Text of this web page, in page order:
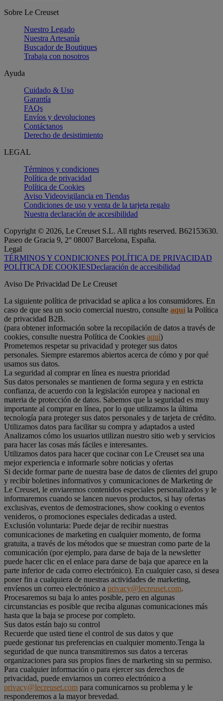
Sobre Le Creuset
Nuestro Legado
Nuestra Artesanía
Buscador de Boutiques
Trabaja con nosotros
Ayuda
Cuidado & Uso
Garantía
FAQs
Envíos y devoluciones
Contáctanos
Derecho de desistimiento
LEGAL
Términos y condiciones
Política de privacidad
Política de Cookies
Aviso Videovigilancia en Tiendas
Condiciones de uso y venta de la tarjeta regalo
Nuestra declaración de accesibilidad
Copyright © 2026, Le Creuset S.L. All rights reserved. B62153630.
Paseo de Gracia 9, 2° 08007 Barcelona, España.
Legal
TÉRMINOS Y CONDICIONES POLÍTICA DE PRIVACIDAD
POLÍTICA DE COOKIESDeclaración de accesibilidad
Aviso De Privacidad De Le Creuset
La siguiente política de privacidad se aplica a los consumidores. En
caso de que sea un socio comercial nuestro, consulte aquíla Política
de privacidad B2B.
(para obtener información sobre la recopilación de datos a través de
cookies, consulte nuestra Política de Cookies aquí)
Prometemos respetar su privacidad y proteger sus datos
personales. Siempre estaremos abiertos acerca de cómo y por qué
usamos sus datos.
La seguridad al comprar en línea es nuestra prioridad
Sus datos personales se mantienen de forma segura y en estricta
confianza, de acuerdo con la legislación europea y nacional en
materia de protección de datos. Sabemos que la seguridad es muy
importante al comprar en línea, por lo que utilizamos la última
tecnología para proteger sus datos personales y de tarjeta de crédito.
Utilizamos datos para facilitar su compra y adaptados a usted
Analizamos cómo los usuarios utilizan nuestro sitio web y servicios
para hacer las cosas más fáciles e interesantes.
Utilizamos datos para hacer que cocinar con Le Creuset sea una
mejor experiencia e informarle sobre noticias y ofertas
Si decide formar parte de nuestra base de datos de clientes del grupo
y recibir boletines informativos y comunicaciones de Marketing de
Le Creuset, le enviaremos contenidos especiales personalizados y le
informaremos cuando se lancen nuevos productos, si hay ofertas
exclusivas, eventos de demostraciones, show cooking o eventos
venideros, o promociones especiales dedicadas a usted.
Exclusión voluntaria: Puede dejar de recibir nuestras
comunicaciones de marketing en cualquier momento, de forma
gratuita, a través de los métodos que se muestran como parte de la
comunicación (por ejemplo, para darse de baja de la newsletter
puede hacer clic en el enlace para darse de baja que aparece en la
parte inferior de cada correo electrónico). En cualquier caso, si desea
poner fin a cualquiera de nuestras actividades de marketing,
envíenos un correo electrónico a privacy@lecreuset.com.
Procesaremos su baja lo antes posible, pero en algunas
circunstancias es posible que reciba algunas comunicaciones más
hasta que la baja se procese por completo.
Sus datos están bajo su control
Recuerde que usted tiene el control de sus datos y que
puede gestionar tus preferencias en cualquier momento.Tenga la
seguridad de que nunca transmitiremos sus datos a terceras
organizaciones para sus propios fines de marketing sin su permiso.
Para cualquier información o para ejercer sus derechos de
privacidad, puede enviarnos un correo electrónico a
privacy@lecreuset.com para comunicarnos su problema y le
responderemos a la mayor brevedad.